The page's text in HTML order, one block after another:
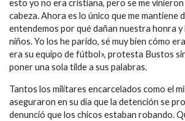
esto yo no era cristiana, pero se me vinieron
cabeza. Ahora es lo único que me mantiene
entendemos por qué dañan nuestra honra y
niños. Yo los he parido, sé muy bien cómo
era su equipo de fútbol», protesta Bustos
poner una sola tilde a sus palabras.
Tantos los militares encarcelados como el
aseguraron en su día que la detención se
denunció que los chicos estaban robando.